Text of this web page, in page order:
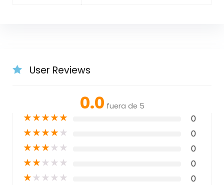
User Reviews
0.0 fuera de 5
★★★★★ 0
★★★★★ 0
★★★★★ 0
★★★★★ 0
★★★★★ 0